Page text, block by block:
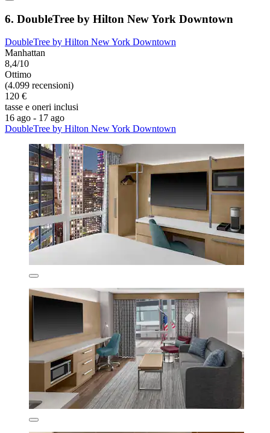
6. DoubleTree by Hilton New York Downtown
DoubleTree by Hilton New York Downtown
Manhattan
8,4/10
Ottimo
(4.099 recensioni)
120 €
tasse e oneri inclusi
16 ago - 17 ago
DoubleTree by Hilton New York Downtown